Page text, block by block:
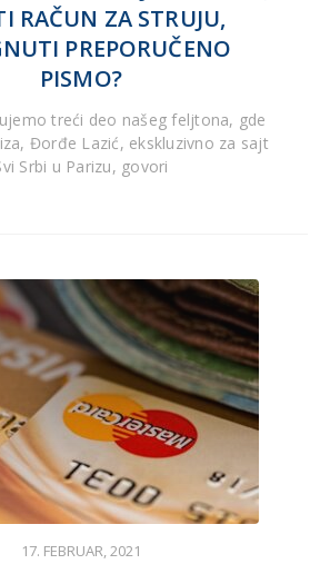
RAČUN ZA STRUJU,
PREPORUČENO
PISMO?
treći deo našeg feljtona, gde
Đorđe Lazić, ekskluzivno za sajt
Srbi u Parizu, govori
17. FEBRUAR, 2021